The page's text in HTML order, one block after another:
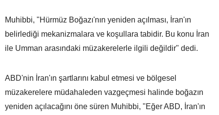
Muhibbi, "Hürmüz Boğazı'nın yeniden açılması, İran'ın
belirlediği mekanizmalara ve koşullara tabidir. Bu konu İran
ile Umman arasındaki müzakerelerle ilgili değildir" dedi.
ABD'nin İran'ın şartlarını kabul etmesi ve bölgesel
müzakerelere müdahaleden vazgeçmesi halinde boğazın
yeniden açılacağını öne süren Muhibbi, "Eğer ABD, İran'ın